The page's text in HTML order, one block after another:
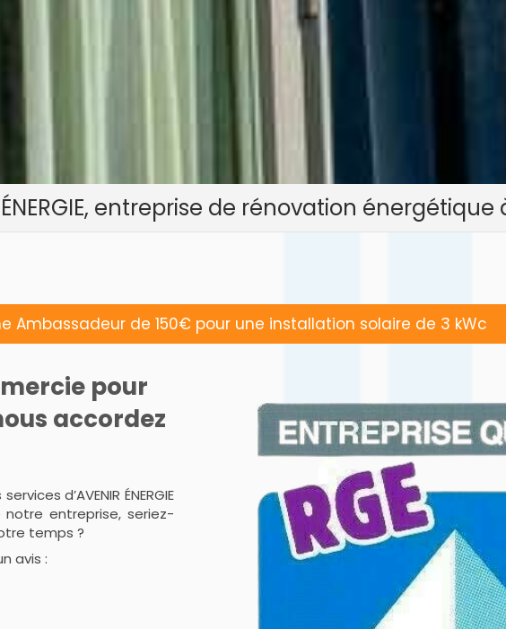
ÉNERGIE, entreprise de rénovation énergétique
Ambassadeur de 150€ pour une installation solaire de 3 kWc
pour
accordez
d’AVENIR ÉNERGIE
entreprise, seriez-
temps ?
avis :